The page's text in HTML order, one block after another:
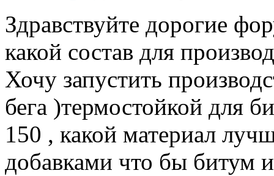
Здравствуйте дорогие
какой состав для
Хочу запустить
бега )термостойкой для
150 , какой материал
добавками что бы битум